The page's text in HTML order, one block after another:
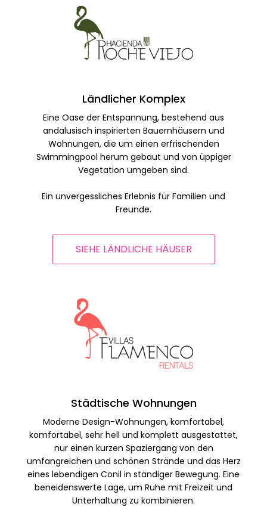
Ländlicher Komplex
Eine Oase der Entspannung, bestehend aus
andalusisch inspirierten Bauernhäusern und
Wohnungen, die um einen erfrischenden
Swimmingpool herum gebaut und von üppiger
Vegetation umgeben sind.
Ein unvergessliches Erlebnis für Familien und
Freunde.
SIEHE LÄNDLICHE HÄUSER
Städtische Wohnungen
Moderne Design-Wohnungen, komfortabel,
komfortabel, sehr hell und komplett ausgestattet,
nur einen kurzen Spaziergang von den
umfangreichen und schönen Strände und das Herz
eines lebendigen Conil in ständiger Bewegung. Eine
beneidenswerte Lage, um Ruhe mit Freizeit und
Unterhaltung zu kombinieren.